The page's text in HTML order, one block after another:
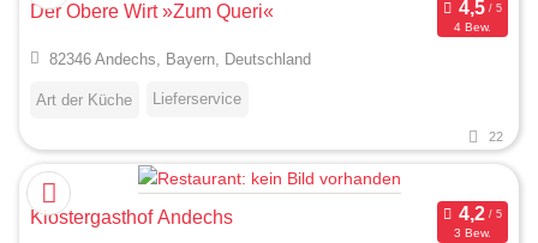
Der Obere Wirt »Zum Queri«
4 Bew.
82346 Andechs, Bayern, Deutschland
Art der Küche Lieferservice
22
Klostergasthof Andechs
3 Bew.